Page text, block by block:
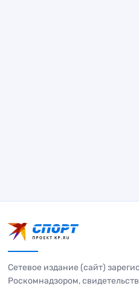
Сетевое издание (сайт)
Роскомнадзором,